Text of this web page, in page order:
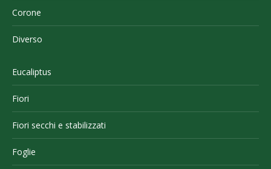
Corone
Diverso
Eucaliptus
Fiori
Fiori secchi e stabilizzati
Foglie